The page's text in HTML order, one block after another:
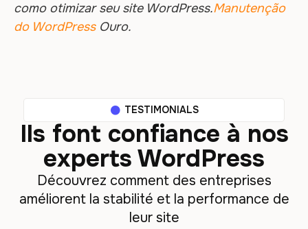
como otimizar seu site WordPress.Manutenção
do WordPressOuro.
TESTIMONIALS
Ils font confiance à nos
experts WordPress
Découvrez comment des entreprises
améliorent la stabilité et la performance de
leur site